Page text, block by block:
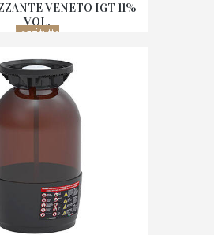
VENETO IGT 11%
VOL.
Leggi tutto